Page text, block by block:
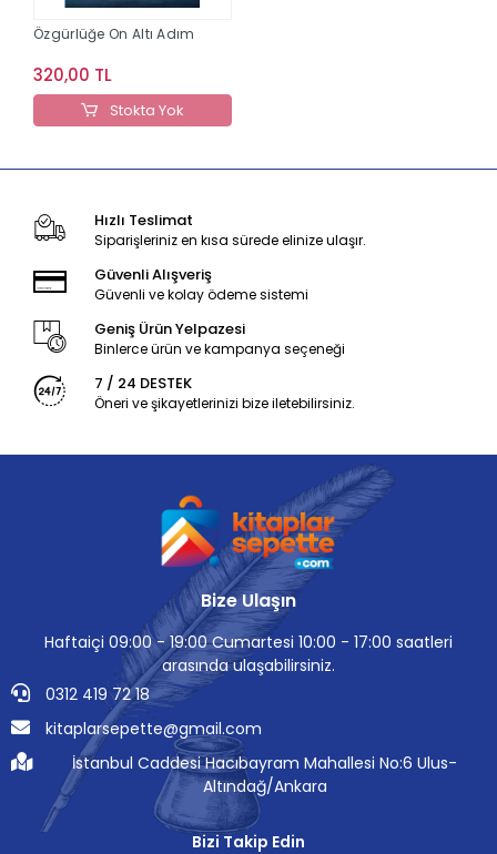
Özgürlüğe On Altı Adım
320,00 TL
Stokta Yok
Hızlı Teslimat
Siparişleriniz en kısa sürede elinize ulaşır.
Güvenli Alışveriş
Güvenli ve kolay ödeme sistemi
Geniş Ürün Yelpazesi
Binlerce ürün ve kampanya seçeneği
7 / 24 DESTEK
Öneri ve şikayetlerinizi bize iletebilirsiniz.
Bize Ulaşın
Haftaiçi 09:00 - 19:00 Cumartesi 10:00 - 17:00 saatleri
arasında ulaşabilirsiniz.
0312 419 72 18
kitaplarsepette@gmail.com
İstanbul Caddesi Hacıbayram Mahallesi No:6 Ulus-
Altındağ/Ankara
Bizi Takip Edin